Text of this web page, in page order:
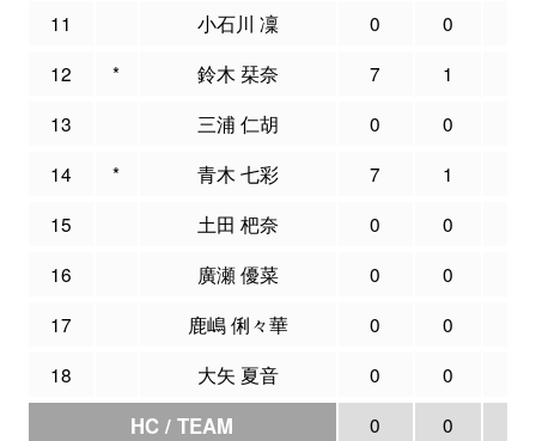
11 小石川 凜 0 0
12
* 鈴木 栞奈 7 1
13
三浦 仁胡 0 0
14
* 青木 七彩 7 1
15
土田 杷奈 0 0
16
廣瀬 優菜 0 0
17
鹿嶋 俐々華 0 0
18
大矢 夏音 0 0
HC / TEAM 0 0